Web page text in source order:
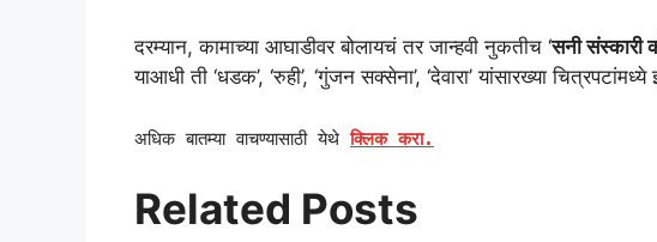
दरम्यान, कामाच्या आघाडीवर बोलायचं तर जान्हवी नुकतीच ‘सनी संस्कारी
याआधी ती ‘धडक’, ‘रुही’, ‘गुंजन सक्सेना’, ‘देवारा’ यांसारख्या
अधिक बातम्या वाचण्यासाठी येथेक्लिक करा.
Related Posts